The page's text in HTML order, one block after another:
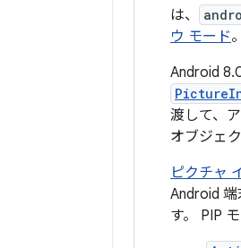
は、
ウ モード。
Android
渡して、
オブジェ
ピクチャ
Android
す。 PIP